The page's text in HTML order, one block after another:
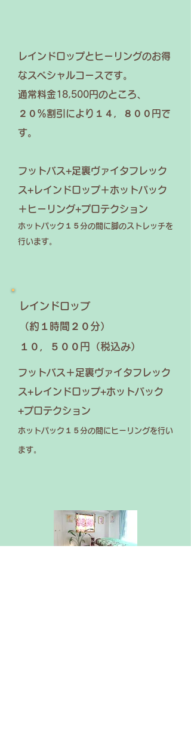
レインドロップとヒーリングのお得
なスペシャルコースです。
通常料金18,500円のところ、
２０％割引により１４，８００円で
す。
フットバス+足裏ヴァイタフレック
ス+レインドロップ＋ホットパック
＋ヒーリング+プロテクション
​ホットパック１５分の間に脚のストレッチを
行います。
​レインドロップ
（約１時間２０分）
１０，５００円
​（税込み）
フットバス＋足裏ヴァイタフレック
ス+レインドロップ+ホットパック
+プロテクション
ホットパック１５分の間にヒーリングを行い
ます。